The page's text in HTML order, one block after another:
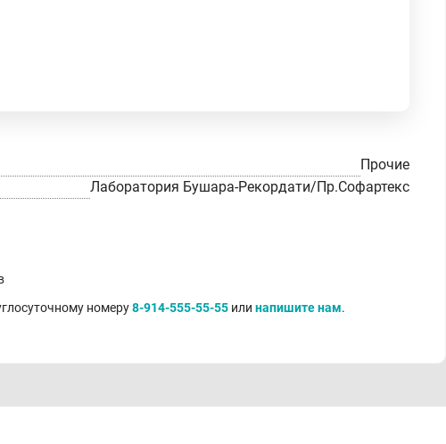
Прочие
Лаборатория Бушара-Рекордати/Пр.Софартекс
номеру8-914-555-55-55 или напишите нам.